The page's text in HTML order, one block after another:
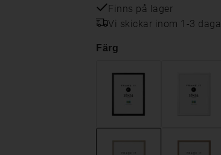
Finns på lager
Vi skickar inom 1-3
Färg